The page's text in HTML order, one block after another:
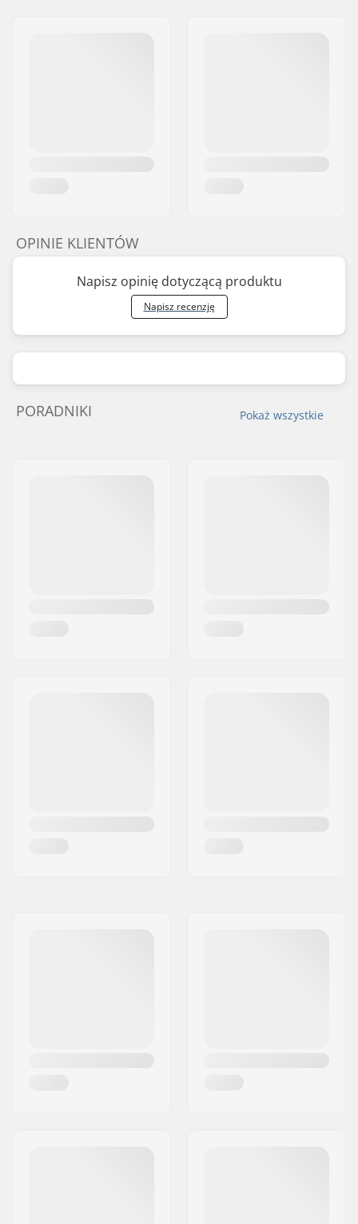
OPINIE KLIENTÓW
Napisz opinię dotyczącą produktu
Napisz recenzję
Pokaż wszystkie
PORADNIKI